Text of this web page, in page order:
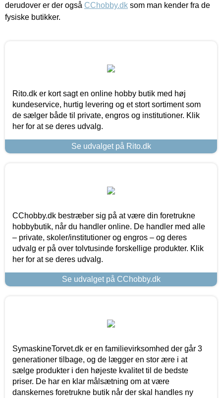
derudover er der også CChobby.dk som man kender fra de
fysiske butikker.
Rito.dk er kort sagt en online hobby butik med høj
kundeservice, hurtig levering og et stort sortiment som
de sælger både til private, engros og institutioner. Klik
her for at se deres udvalg.
Se udvalget på Rito.dk
CChobby.dk bestræber sig på at være din foretrukne
hobbybutik, når du handler online. De handler med alle
– private, skoler/institutioner og engros – og deres
udvalg er på over tolvtusinde forskellige produkter. Klik
her for at se deres udvalg.
Se udvalget på CChobby.dk
SymaskineTorvet.dk er en familievirksomhed der går 3
generationer tilbage, og de lægger en stor ære i at
sælge produkter i den højeste kvalitet til de bedste
priser. De har en klar målsætning om at være
danskernes foretrukne butik når der skal handles ny